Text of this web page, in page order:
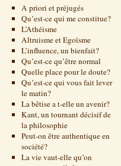
A priori et préjugés
Qu’est-ce qui me constitue?
L’Athéisme
Altruisme et Egoïsme
L’influence, un bienfait?
Qu’est-ce qu’être normal
Quelle place pour le doute?
Qu’est-ce qui vous fait lever
le matin?
La bêtise a t-elle un avenir?
Kant, un tournant décisif de
la philosophie
Peut-on être authentique en
société?
La vie vaut-elle qu’on